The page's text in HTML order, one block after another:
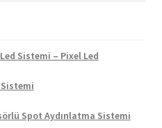
Sistemi – Pixel Led
Spot Aydınlatma Sistemi